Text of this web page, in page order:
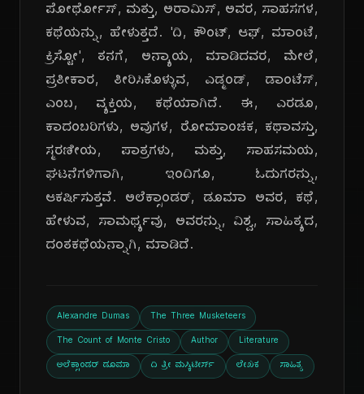
ಪೋರ್ಥೋಸ್, ಮತ್ತು, ಅರಾಮಿಸ್, ಅವರ, ಸಾಹಸಗಳ,
ಕಥೆಯನ್ನು, ಹೇಳುತ್ತದೆ. 'ದಿ, ಕೌಂಟ್, ಆಫ್, ಮಾಂಟೆ,
ಕ್ರಿಸ್ಟೋ', ತನಗೆ, ಅನ್ಯಾಯ, ಮಾಡಿದವರ, ಮೇಲೆ,
ಪ್ರತೀಕಾರ, ತೀರಿಸಿಕೊಳ್ಳುವ, ಎಡ್ಮಂಡ್, ಡಾಂಟೆಸ್,
ಎಂಬ, ವ್ಯಕ್ತಿಯ, ಕಥೆಯಾಗಿದೆ. ಈ, ಎರಡೂ,
ಕಾದಂಬರಿಗಳು, ಅವುಗಳ, ರೋಮಾಂಚಕ, ಕಥಾವಸ್ತು,
ಸ್ಮರಣೀಯ, ಪಾತ್ರಗಳು, ಮತ್ತು, ಸಾಹಸಮಯ,
ಘಟನೆಗಳಿಗಾಗಿ, ಇಂದಿಗೂ, ಓದುಗರನ್ನು,
ಆಕರ್ಷಿಸುತ್ತವೆ. ಅಲೆಕ್ಸಾಂಡರ್, ಡೂಮಾ ಅವರ, ಕಥೆ,
ಹೇಳುವ, ಸಾಮರ್ಥ್ಯವು, ಅವರನ್ನು, ವಿಶ್ವ, ಸಾಹಿತ್ಯದ,
ದಂತಕಥೆಯನ್ನಾಗಿ, ಮಾಡಿದೆ.
Alexandre Dumas The Three Musketeers
The Count of Monte Cristo Author Literature
ಅಲೆಕ್ಸಾಂಡರ್ ಡೂಮಾ ದಿ ತ್ರೀ ಮಸ್ಕಿಟೀರ್ಸ್ ಲೇಖಕ ಸಾಹಿತ್ಯ